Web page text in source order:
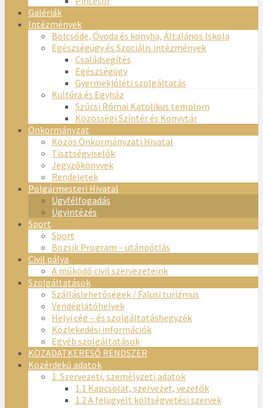
Galériák
Intézmények
Bölcsőde, Óvoda és konyha, Általános Iskola
Egészségügy és Szociális intézmények
Családsegítés
Egészségügy
Gyermekjóléti szolgáltatás
Kultúra és Egyház
Szűcsi Római Katolikus templom
Közösségi Színtér és Könyvtár
Önkormányzat
Közös Önkormányzati Hivatal
Tisztségviselők
Jegyzőkönyvek
Rendeletek
Polgármesteri Hivatal
Ügyfélfogadás
Ügyintézés
Sport
Sport
Bozsik Program – utánpótlás
Civil pálya
A működő civil szervezeteink
Szolgáltatások
Szálláslehetőségek / Falusi turizmus
Vendéglátóhelyek
Helyi cég – és szolgáltatáshegyzék
Közlekedési információk
Egyéb szolgáltatások
KÖZADATKERESŐ RENDSZER
Közérdekű adatok
1. Szervezeti, személyzeti adatok
1.1 Kapcsolat, szervezet, vezetők
1.2 A felügyelt költségvetési szervek